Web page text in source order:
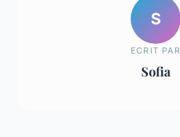
S
ECRIT PAR
Sofia